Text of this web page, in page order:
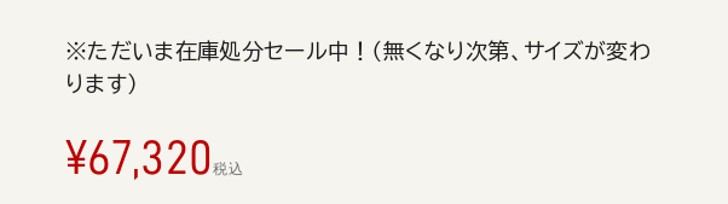
※ただいま在庫処分セール中！（無くなり次第、サイズが変わ
ります）
¥67,320税込